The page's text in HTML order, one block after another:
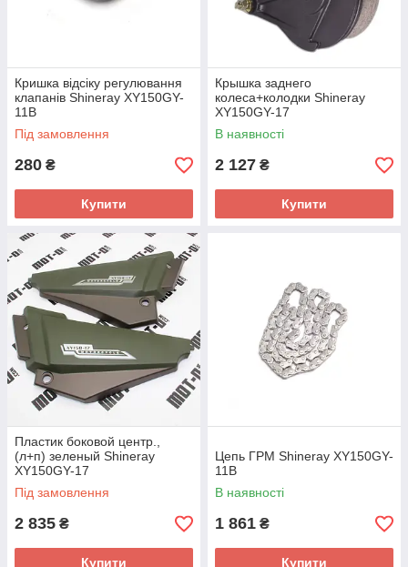
Кришка відсіку регулювання
клапанів Shineray XY150GY-
11B
Під замовлення
280 ₴
Купити
Крышка заднего
колеса+колодки Shineray
XY150GY-17
В наявності
2 127 ₴
Купити
Пластик боковой центр.,
(л+п) зеленый Shineray
XY150GY-17
Під замовлення
2 835 ₴
Купити
Цепь ГРМ Shineray XY150GY-
11B
В наявності
1 861 ₴
Купити